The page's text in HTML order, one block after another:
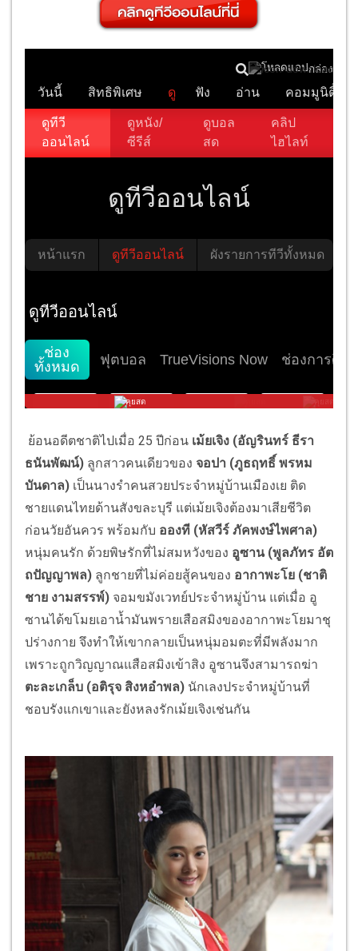
ย้อนอดีตชาติไปเมื่อ 25 ปีก่อน เม้ยเจิง (อัญรินทร์ ธีรา
ธนันพัฒน์) ลูกสาวคนเดียวของ จอปา (ภูธฤทธิ์ พรหม
บันดาล) เป็นนางรำคนสวยประจำหมู่บ้านเมืองเย ติด
ชายแดนไทยด้านสังขละบุรี แต่เม้ยเจิงต้องมาเสียชีวิต
ก่อนวัยอันควร พร้อมกับ อองที (หัสวีร์ ภัคพงษ์ไพศาล)
หนุ่มคนรัก ด้วยพิษรักที่ไม่สมหวังของ อูซาน (พูลภัทร อัต
ถปัญญาพล) ลูกชายที่ไม่ค่อยสู้คนของ อากาพะโย (ชาติ
ชาย งามสรรพ์) จอมขมังเวทย์ประจำหมู่บ้าน แต่เมื่อ อู
ซานได้ขโมยเอาน้ำมันพรายเสือสมิงของอากาพะโยมาชุ
ปร่างกาย จึงทำให้เขากลายเป็นหนุ่มอมตะที่มีพลังมาก
เพราะถูกวิญญาณแสือสมิงเข้าสิง อูซานจึงสามารถฆ่า
ตะละเกล็บ (อติรุจ สิงหอำพล) นักเลงประจำหมู่บ้านที่
ชอบรังแกเขาและยังหลงรักเม้ยเจิงเช่นกัน